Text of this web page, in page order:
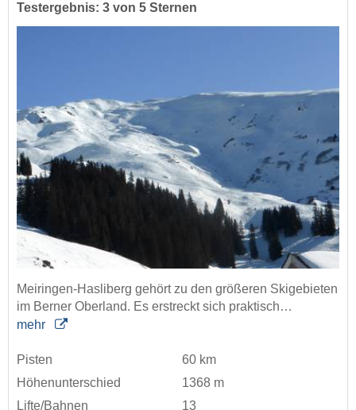
Testergebnis: 3 von 5 Sternen
Meiringen-Hasliberg gehört zu den größeren Skigebieten
im Berner Oberland. Es erstreckt sich praktisch…
mehr
Pisten
60 km
Höhenunterschied
1368 m
Lifte/Bahnen
13